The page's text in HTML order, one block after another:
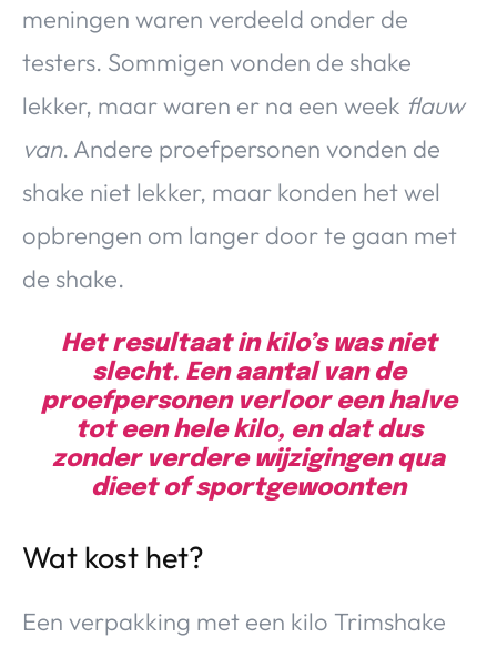
meningen waren verdeeld onder de
testers. Sommigen vonden de shake
lekker, maar waren er na een week flauw
van. Andere proefpersonen vonden de
shake niet lekker, maar konden het wel
opbrengen om langer door te gaan met
de shake.
Het resultaat in kilo’s was niet
slecht. Een aantal van de
proefpersonen verloor een halve
tot een hele kilo, en dat dus
zonder verdere wijzigingen qua
dieet of sportgewoonten
Wat kost het?
Een verpakking met een kilo Trimshake